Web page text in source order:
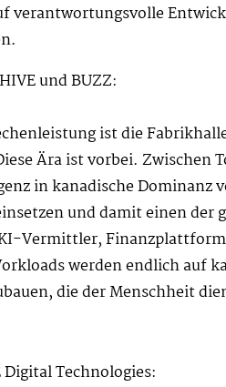
verantwortungsvolle
und BUZZ:
ist die
Ära ist vorbei. Zwischen
in kanadische Dominanz
und damit einen
Vermittler,
werden endlich auf
die der Menschheit
Technologies: